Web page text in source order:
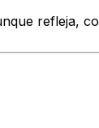
refleja,